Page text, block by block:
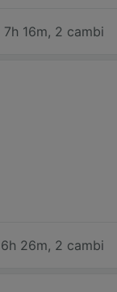
7h 16m, 2 cambi
6h 26m, 2 cambi